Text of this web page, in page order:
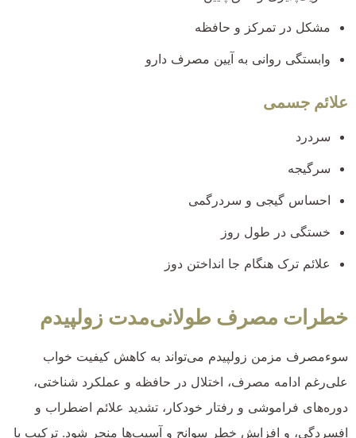
مشکل در تمرکز و حافظه
وابستگی روانی به آیین مصرف دارو
علائم جسمی
سردرد
سرگیجه
احساس گیجی و سردرگمی
خستگی در طول روز
علائم ترک هنگام جا انداختن دوز
خطرات مصرف طولانی‌مدت زولپیدم
سوءمصرف مزمن زولپیدم می‌تواند به کاهش کیفیت خواب
علی‌رغم ادامه مصرف، اختلال در حافظه و عملکرد شناختی،
دوره‌های فراموشی و رفتار خودکار، تشدید علائم اضطراب و
افسردگی، و افزایش خطر سوانح و آسیب‌ها منجر شود. ترکیب با